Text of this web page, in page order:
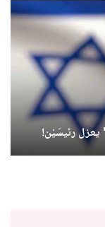
يعزل رئيسَيْن!